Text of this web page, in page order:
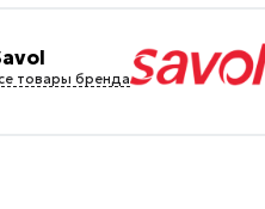
товары бренда